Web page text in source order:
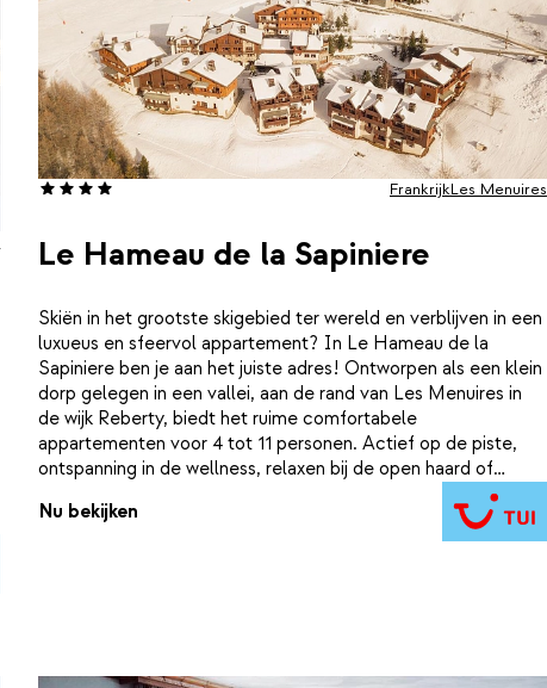
Le Hameau de la Sapiniere
FrankrijkLes Menuires
Skiën in het grootste skigebied ter wereld en verblijven in een
luxueus en sfeervol appartement? In Le Hameau de la
Sapiniere ben je aan het juiste adres! Ontworpen als een klein
dorp gelegen in een vallei, aan de rand van Les Menuires in
de wijk Reberty, biedt het ruime comfortabele
appartementen voor 4 tot 11 personen. Actief op de piste,
ontspanning in de wellness, relaxen bij de open haard of
onvergetelijke vakantie door te brengen.
Nu bekijken